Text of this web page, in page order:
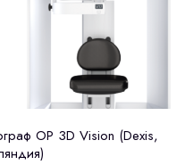
OP 3D Vision (Dexis,